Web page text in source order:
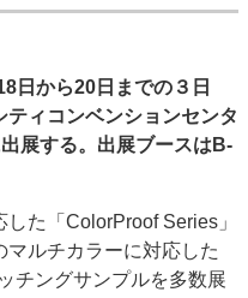
イベント 信用情報
業界
様なビジネス・多彩な商材～
日から20日までの３日
ィコンベンションセンタ
展する。出展ブースはB-
た「ColorProof Series」
ルチカラーに対応した
チングサンプルを多数展